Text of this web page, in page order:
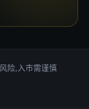
险,入市需谨慎